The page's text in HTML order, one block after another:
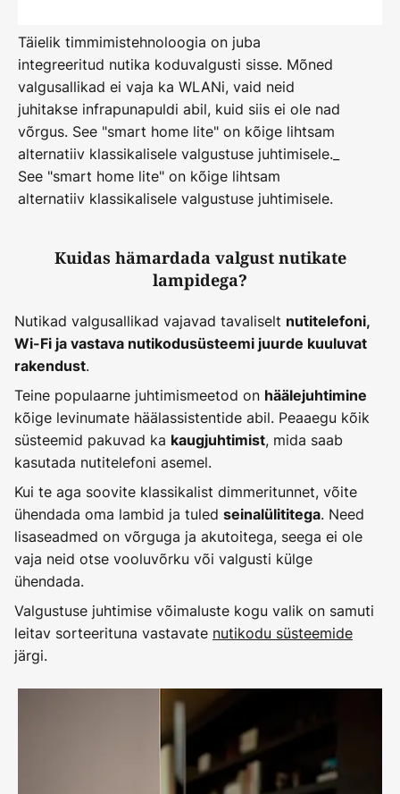
Täielik timmimistehnoloogia on juba
integreeritud nutika koduvalgusti sisse. Mõned
valgusallikad ei vaja ka WLANi, vaid neid
juhitakse infrapunapuldi abil, kuid siis ei ole nad
võrgus. See "smart home lite" on kõige lihtsam
alternatiiv klassikalisele valgustuse juhtimisele._
See "smart home lite" on kõige lihtsam
alternatiiv klassikalisele valgustuse juhtimisele.
Kuidas hämardada valgust nutikate
lampidega?
Nutikad valgusallikad vajavad tavaliselt nutitelefoni,
Wi-Fi ja vastava nutikodusüsteemi juurde kuuluvat
rakendust.
Teine populaarne juhtimismeetod on häälejuhtimine
kõige levinumate häälassistentide abil. Peaaegu kõik
süsteemid pakuvad ka kaugjuhtimist, mida saab
kasutada nutitelefoni asemel.
Kui te aga soovite klassikalist dimmeritunnet, võite
ühendada oma lambid ja tuled seinalülititega. Need
lisaseadmed on võrguga ja akutoitega, seega ei ole
vaja neid otse vooluvõrku või valgusti külge
ühendada.
Valgustuse juhtimise võimaluste kogu valik on samuti
leitav sorteerituna vastavate nutikodu süsteemide
järgi.